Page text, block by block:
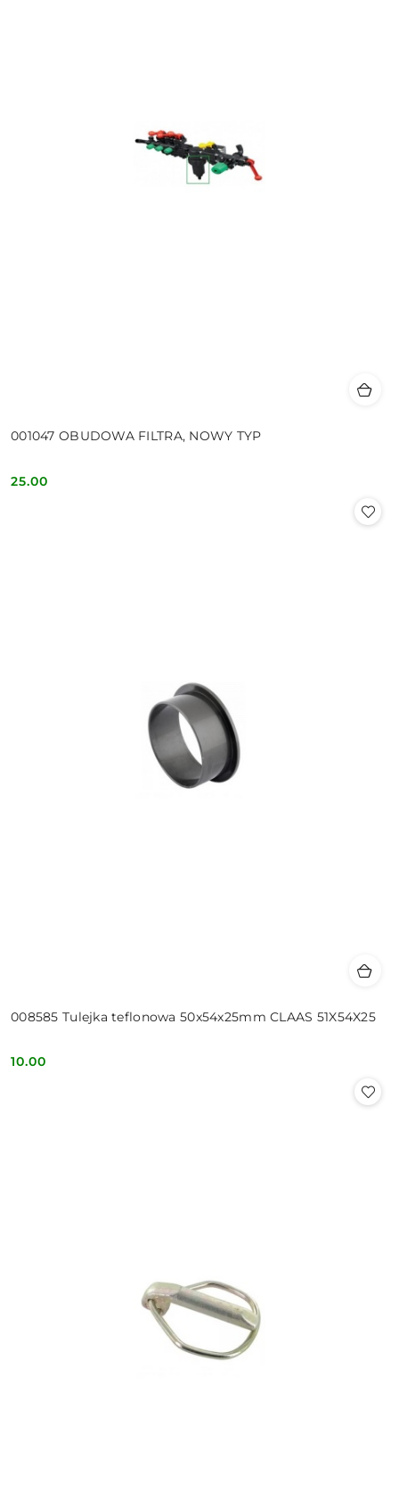
001047 OBUDOWA FILTRA, NOWY TYP
Cena:
25.00
008585 Tulejka teflonowa 50x54x25mm CLAAS 51X54X25
Cena:
10.00